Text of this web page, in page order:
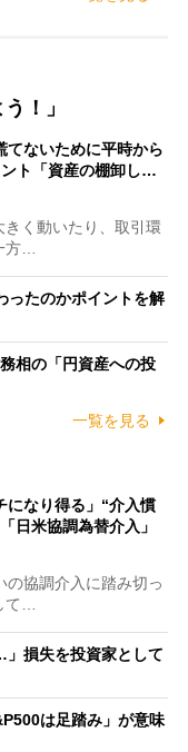
！」
てないために平時から
ト「資産の棚卸し…
く動いたり、取引環
方…
ったのかポイントを解
相の「円資産への投
一覧を見る
になり得る」“介入慣
日米協調為替介入」
協調介入に踏み切っ
て…
」損失を投資家として
は足踏み」が意味